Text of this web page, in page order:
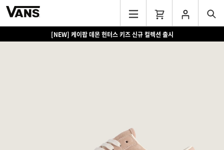
[NEW] 케이팝 데몬 헌터스 키즈 신규 컬렉션 출시